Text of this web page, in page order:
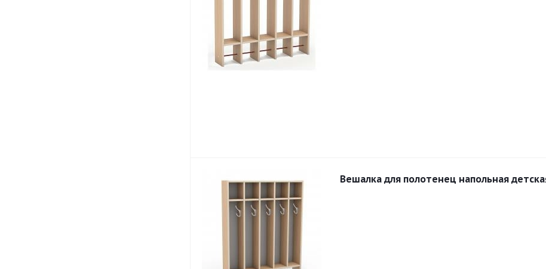
Вешалка для полотенец напольная